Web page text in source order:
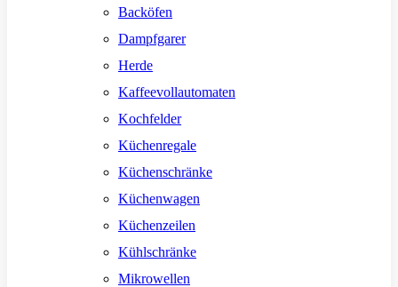
Backöfen
Dampfgarer
Herde
Kaffeevollautomaten
Kochfelder
Küchenregale
Küchenschränke
Küchenwagen
Küchenzeilen
Kühlschränke
Mikrowellen